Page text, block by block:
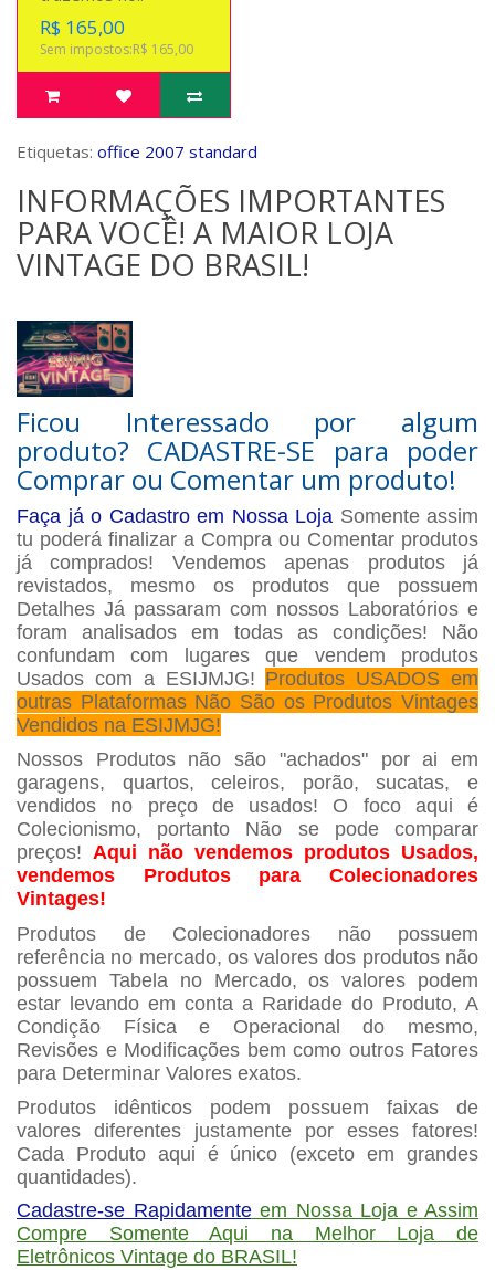
R$ 165,00
Sem impostos:R$ 165,00
Etiquetas: office 2007 standard
INFORMAÇÕES IMPORTANTES
PARA VOCÊ! A MAIOR LOJA
VINTAGE DO BRASIL!
Ficou Interessado por algum
produto? CADASTRE-SE para poder
Comprar ou Comentar um produto!
Faça já o Cadastro em Nossa Loja Somente assim
tu poderá finalizar a Compra ou Comentar produtos
já comprados! Vendemos apenas produtos já
revistados, mesmo os produtos que possuem
Detalhes Já passaram com nossos Laboratórios e
foram analisados em todas as condições! Não
confundam com lugares que vendem produtos
Usados com a ESIJMJG! Produtos USADOS em
outras Plataformas Não São os Produtos Vintages
Vendidos na ESIJMJG!
Nossos Produtos não são "achados" por ai em
garagens, quartos, celeiros, porão, sucatas, e
vendidos no preço de usados! O foco aqui é
Colecionismo, portanto Não se pode comparar
preços! Aqui não vendemos produtos Usados,
vendemos Produtos para Colecionadores
Vintages!
Produtos de Colecionadores não possuem
referência no mercado, os valores dos produtos não
possuem Tabela no Mercado, os valores podem
estar levando em conta a Raridade do Produto, A
Condição Física e Operacional do mesmo,
Revisões e Modificações bem como outros Fatores
para Determinar Valores exatos.
Produtos idênticos podem possuem faixas de
valores diferentes justamente por esses fatores!
Cada Produto aqui é único (exceto em grandes
quantidades).
Cadastre-se Rapidamenteem Nossa Loja e Assim
Compre Somente Aqui na Melhor Loja de
Eletrônicos Vintage do BRASIL!